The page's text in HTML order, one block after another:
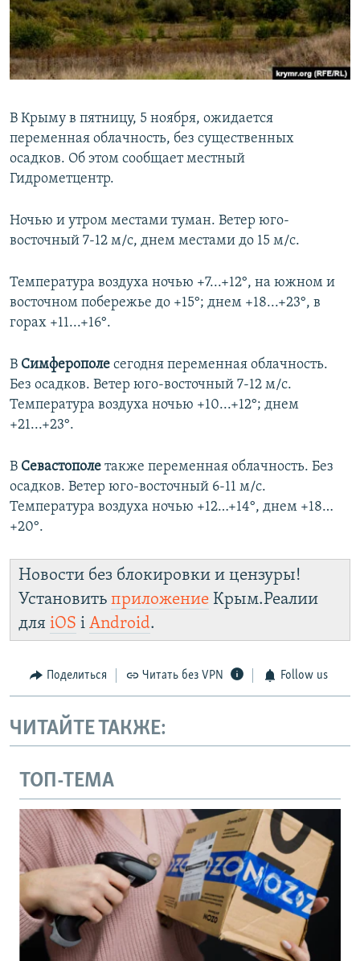
ПОБЕДИТЕЛЕЙ НЕ СУДЯТ?
КРЫМ.НЕПОКОРЕННЫЙ
ELIFBE
ПРИСОЕДИНЯЙТЕСЬ!
Все сайты RFE/RL
В Крыму в пятницу, 5 ноября, ожидается
переменная облачность, без существенных
осадков. Об этом сообщает местный
Гидрометцентр.
Ночью и утром местами туман. Ветер юго-
восточный 7-12 м/с, днем местами до 15 м/с.
Температура воздуха ночью +7...+12°, на южном и
восточном побережье до +15°; днем +18...+23°, в
горах +11...+16°.
В Симферополе сегодня переменная облачность.
Без осадков. Ветер юго-восточный 7-12 м/с.
Температура воздуха ночью +10...+12°; днем
+21...+23°.
В Севастополе также переменная облачность. Без
осадков. Ветер юго-восточный 6-11 м/с.
Температура воздуха ночью +12…+14°, днем +18…
+20°.
Новости без блокировки и цензуры!
Установить приложение Крым.Реалии
для iOS і Android.
Поделиться Читать без VPN Follow us
ЧИТАЙТЕ ТАКЖЕ:
ТОП-ТЕМА